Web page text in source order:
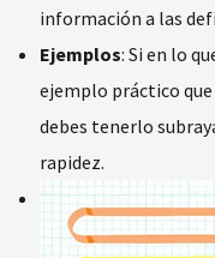
información a las
Ejemplos: Si en lo
ejemplo práctico
debes tenerlo
rapidez.